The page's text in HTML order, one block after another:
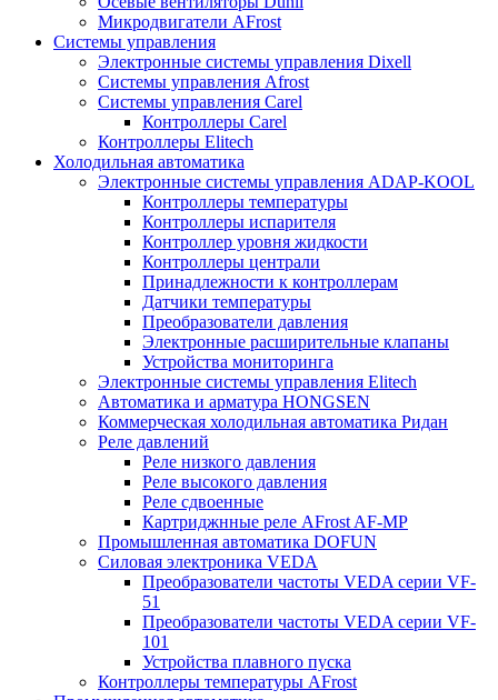
Микродвигатели AFrost
Системы управления
Электронные системы управления Dixell
Системы управления Afrost
Системы управления Carel
Контроллеры Carel
Контроллеры Elitech
Холодильная автоматика
Электронные системы управления ADAP-KOOL
Контроллеры температуры
Контроллеры испарителя
Контроллер уровня жидкости
Контроллеры централи
Принадлежности к контроллерам
Датчики температуры
Преобразователи давления
Электронные расширительные клапаны
Устройства мониторинга
Электронные системы управления Elitech
Автоматика и арматура HONGSEN
Коммерческая холодильная автоматика Ридан
Реле давлений
Реле низкого давления
Реле высокого давления
Реле сдвоенные
Картриджнные реле AFrost AF-MP
Промышленная автоматика DOFUN
Силовая электроника VEDA
Преобразователи частоты VEDA серии VF-
51
Преобразователи частоты VEDA серии VF-
101
Устройства плавного пуска
Контроллеры температуры AFrost